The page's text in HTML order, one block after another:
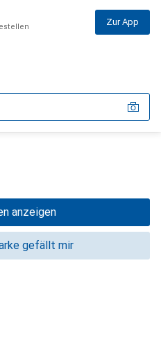
Zur App
anzeigen
gefällt mir